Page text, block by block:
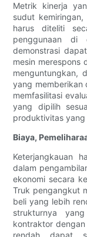
Metrik kinerja
sudut
harus diteliti
penggunaan
demonstrasi
mesin merespons
menguntungkan,
yang memberikan
memfasilitasi
yang dipilih
produktivitas
Biaya,
Keterjangkauan
dalam
ekonomi secara
Truk pengangkut
beli yang lebih
strukturnya
kontraktor